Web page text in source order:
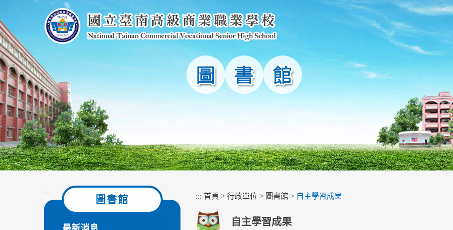
主
要
內
容
區
塊
:::
圖書館 ::: 首頁 > 行政單位 > 圖書館 > 自主學習成果
自主學習成果